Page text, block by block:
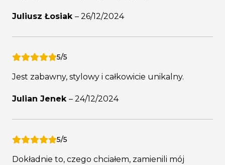
Juliusz Łosiak – 26/12/2024
5/5
Jest zabawny, stylowy i całkowicie unikalny.
Julian Jenek – 24/12/2024
5/5
Dokładnie to, czego chciałem, zamienili mój